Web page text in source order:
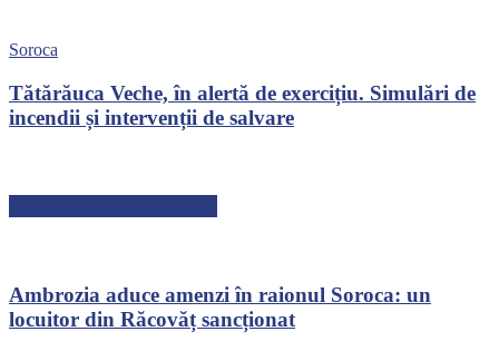
Soroca
Tătărăuca Veche, în alertă de exercițiu. Simulări de
incendii și intervenții de salvare
Ambrozia aduce amenzi în raionul Soroca: un
locuitor din Răcovăț sancționat